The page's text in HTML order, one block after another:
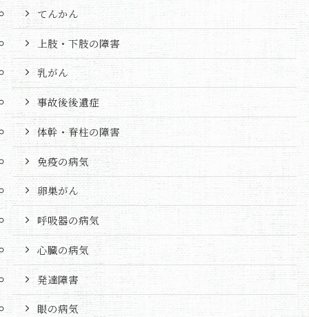
てんかん
上肢・下肢の障害
乳がん
事故後後遺症
体幹・脊柱の障害
免疫の病気
卵巣がん
呼吸器の病気
心臓の病気
発達障害
眼の病気